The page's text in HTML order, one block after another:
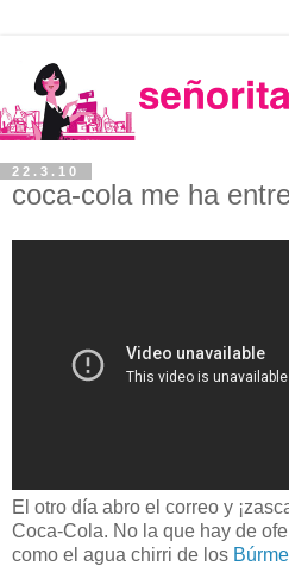
22.3.10
coca-cola me ha
El otro día abro el correo y
Coca-Cola. No la que hay de
como el agua chirri de los